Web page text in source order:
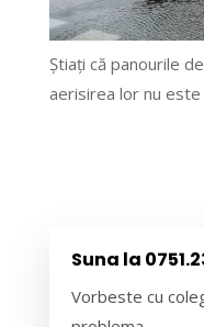
Știați că panourile
aerisirea lor nu
Suna la
Vorbeste cu